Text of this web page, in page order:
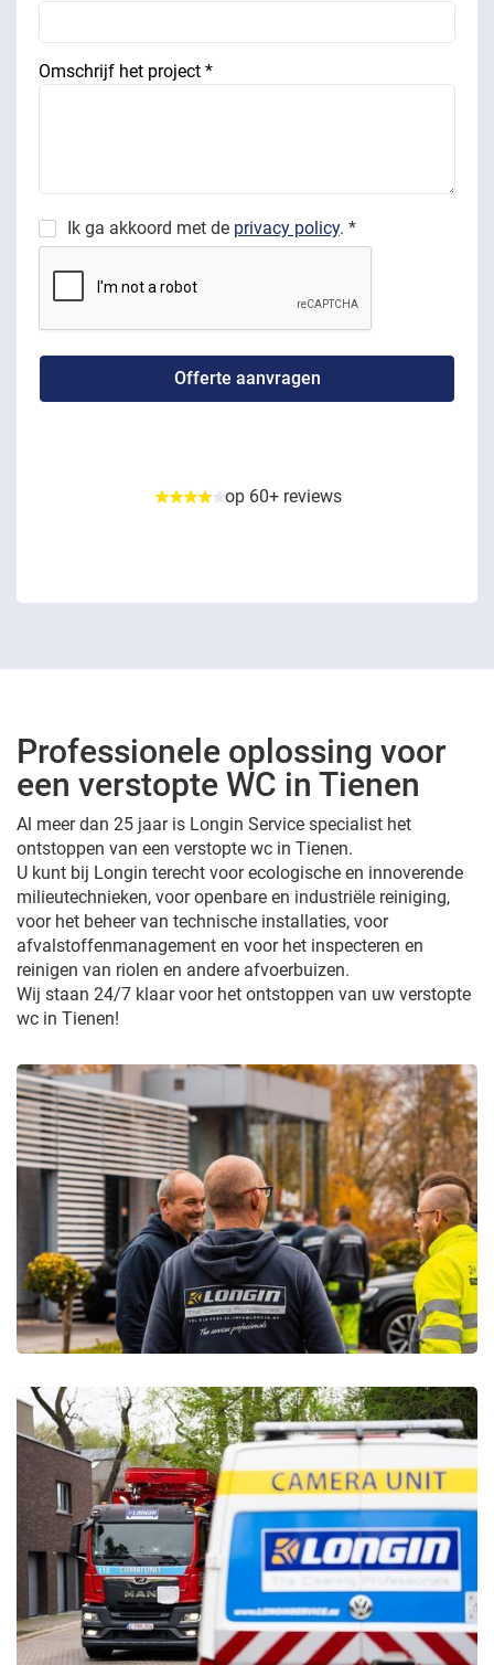
Omschrijf het project *
Ik ga akkoord met de privacy policy. *
op 60+ reviews
Professionele oplossing voor
een verstopte WC in Tienen
Al meer dan 25 jaar is Longin Service specialist het
ontstoppen van een verstopte wc in Tienen.
U kunt bij Longin terecht voor ecologische en innoverende
milieutechnieken, voor openbare en industriële reiniging,
voor het beheer van technische installaties, voor
afvalstoffenmanagement en voor het inspecteren en
reinigen van riolen en andere afvoerbuizen.
Wij staan 24/7 klaar voor het ontstoppen van uw verstopte
wc in Tienen!